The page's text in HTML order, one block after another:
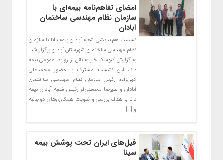
امضای تفاهم‌نامه بیمه‌ای با
سازمان نظام مهندسی ساختمان
آبادان
نشست هم‌اندیشی شعبه آبادان بیمه دانا با سازمان
نظام مهندسی ساختمان شهرستان آبادان برگزار شد.
به گزارش کیوسک خبر به نقل از روابط عمومی بیمه
دانا، این نشست مشترک با حضور محمدعلی
کهن‌زاده رئیس سازمان نظام مهندسی ساختمان
آبادان و علیرضا محسنی‌فر رئیس شعبه آبادان بیمه
دانا با هدف بررسی و تقویت همکاری‌های دوجانبه
و […]
فیل‌های ایران تحت پوشش بیمه
سینا